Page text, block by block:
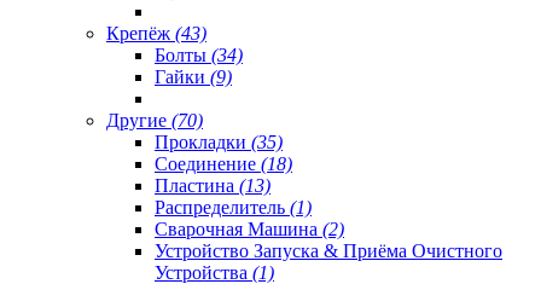
Крепёж (43)
Болты (34)
Гайки (9)
Другие (70)
Прокладки (35)
Соединение (18)
Пластина (13)
Распределитель (1)
Сварочная Машина (2)
Устройство Запуска & Приёма Очистного
Устройства (1)